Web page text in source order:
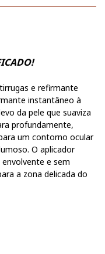
e refirmante
instantâneo à
da pele que suaviza
profundamente,
um contorno ocular
O aplicador
e sem
a zona delicada do